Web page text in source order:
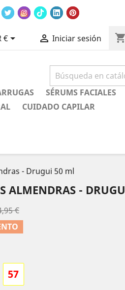
€  Iniciar sesión shopping_cart
SÉRUMS FACIALES
CUIDADO CAPILAR
- Drugui 50 ml
ALMENDRAS -
€
55